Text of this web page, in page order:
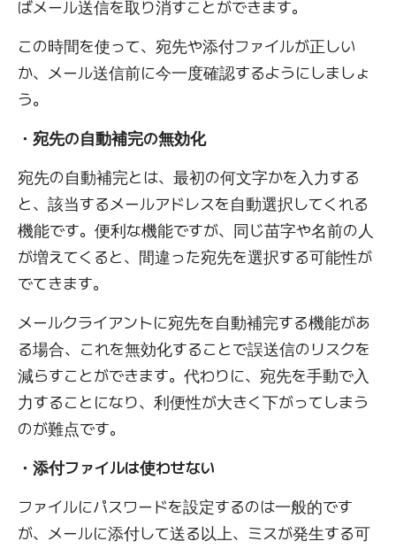
ばメール送信を取り消すことができます。
この時間を使って、宛先や添付ファイルが正しい
か、メール送信前に今一度確認するようにしましょ
う。
・宛先の自動補完の無効化
宛先の自動補完とは、最初の何文字かを入力する
と、該当するメールアドレスを自動選択してくれる
機能です。便利な機能ですが、同じ苗字や名前の人
が増えてくると、間違った宛先を選択する可能性が
でてきます。
メールクライアントに宛先を自動補完する機能があ
る場合、これを無効化することで誤送信のリスクを
減らすことができます。代わりに、宛先を手動で入
力することになり、利便性が大きく下がってしまう
のが難点です。
・添付ファイルは使わせない
ファイルにパスワードを設定するのは一般的です
が、メールに添付して送る以上、ミスが発生する可